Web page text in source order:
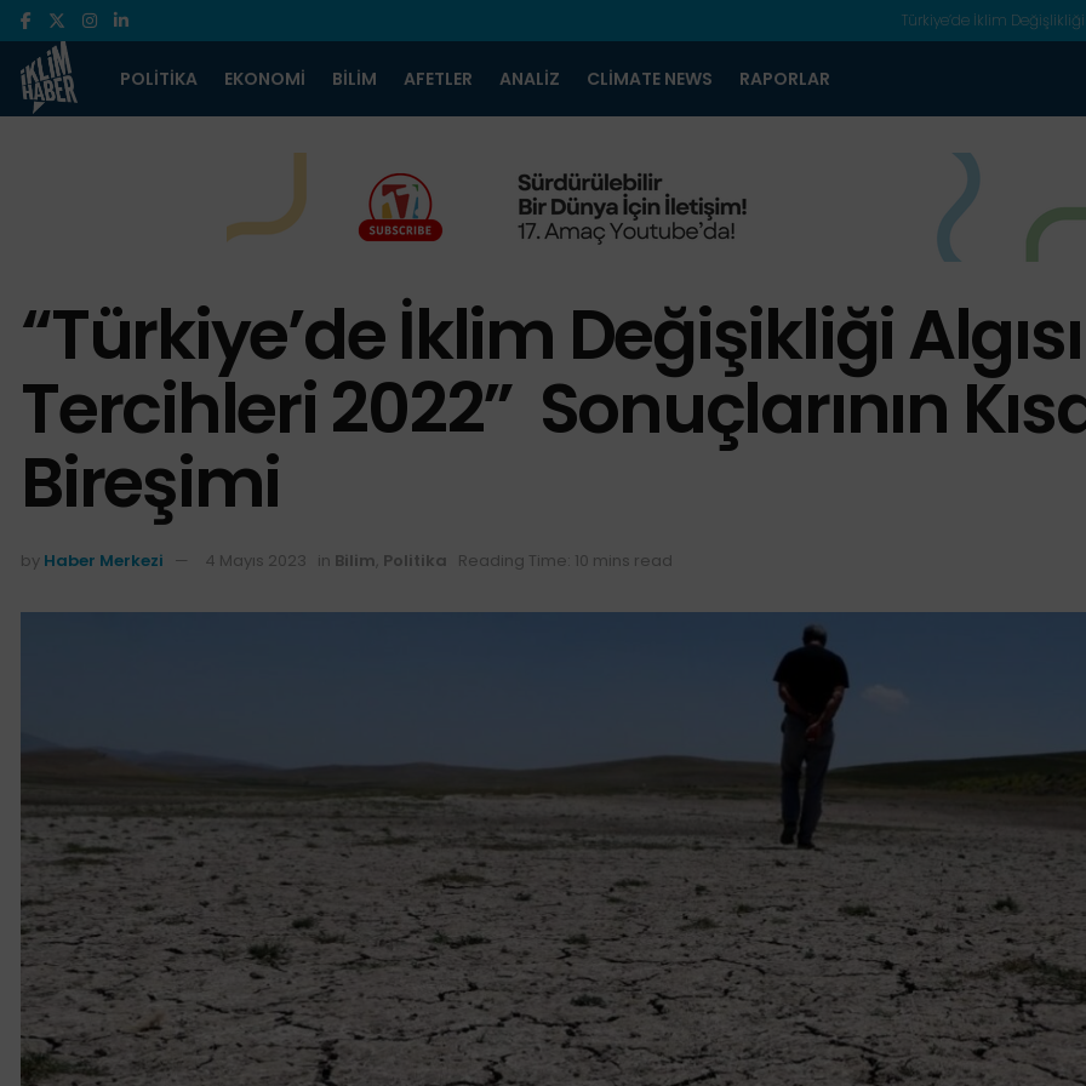
Türkiye’de İklim Değişlikliği
POLITIKA EKONOMI BILIM AFETLER ANALIZ CLIMATE NEWS RAPORLAR
“Türkiye’de İklim Değişikliği
Tercihleri 2022” Sonuçlarının
Bireşimi
by Haber Merkezi 4 Mayıs 2023 in Bilim Politika Reading Time: 10 mins read